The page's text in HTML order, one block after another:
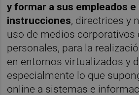
y formar a sus empleados
instrucciones, directrices y
uso de medios corporativos
personales, para la
en entornos virtualizados y
especialmente lo que
online a sistemas e